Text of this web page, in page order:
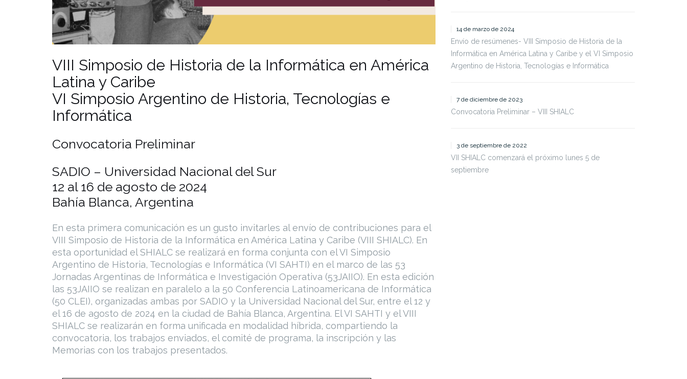
VIII Simposio de Historia de la Informática en América
Latina y Caribe
VI Simposio Argentino de Historia, Tecnologías e
Informática
Convocatoria Preliminar
SADIO – Universidad Nacional del Sur
12 al 16 de agosto de 2024
Bahía Blanca, Argentina
En esta primera comunicación es un gusto invitarles al envío de contribuciones para el
VIII Simposio de Historia de la Informática en América Latina y Caribe (VIII SHIALC). En
esta oportunidad el SHIALC se realizará en forma conjunta con el VI Simposio
Argentino de Historia, Tecnologías e Informática (VI SAHTI) en el marco de las 53
Jornadas Argentinas de Informática e Investigación Operativa (53JAIIO). En esta edición
las 53JAIIO se realizan en paralelo a la 50 Conferencia Latinoamericana de Informática
(50 CLEI), organizadas ambas por SADIO y la Universidad Nacional del Sur, entre el 12 y
el 16 de agosto de 2024 en la ciudad de Bahía Blanca, Argentina. El VI SAHTI y el VIII
SHIALC se realizarán en forma unificada en modalidad híbrida, compartiendo la
convocatoria, los trabajos enviados, el comité de programa, la inscripción y las
Memorias con los trabajos presentados.
14 de marzo de 2024
Envío de resúmenes- VIII Simposio de Historia de la
Informática en América Latina y Caribe y el VI Simposio
Argentino de Historia, Tecnologías e Informática
7 de diciembre de 2023
Convocatoria Preliminar – VIII SHIALC
3 de septiembre de 2022
VII SHIALC comenzará el próximo lunes 5 de
septiembre